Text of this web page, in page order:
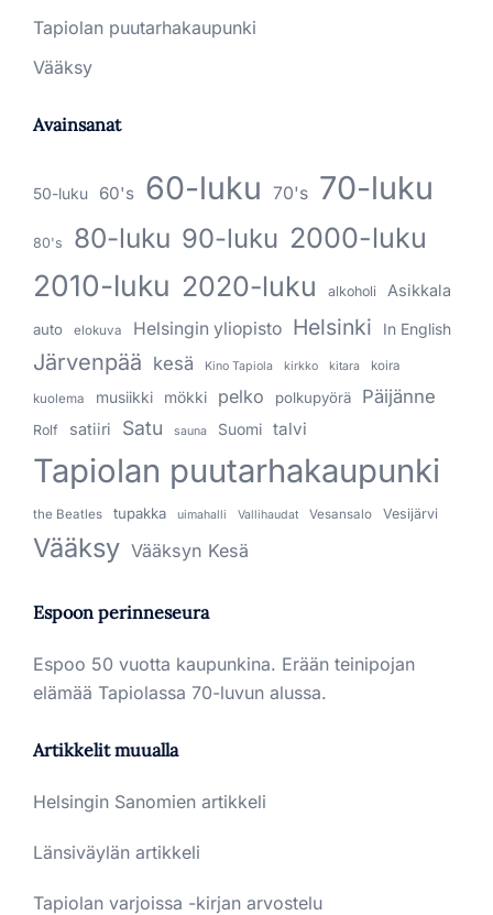
Tapiolan puutarhakaupunki
Vääksy
Avainsanat
50-luku 60's 60-luku 70's 70-luku
80's 80-luku 90-luku 2000-luku
2010-luku 2020-luku alkoholi Asikkala
auto elokuva Helsingin yliopisto Helsinki In English
Järvenpää kesä Kino Tapiola kirkko kitara koira
kuolema musiikki mökki pelko polkupyörä Päijänne
Rolf satiiri Satu sauna Suomi talvi
Tapiolan puutarhakaupunki
the Beatles tupakka uimahalli Vallihaudat Vesansalo Vesijärvi
Vääksy Vääksyn Kesä
Espoon perinneseura
Espoo 50 vuotta kaupunkina. Erään teinipojan
elämää Tapiolassa 70-luvun alussa.
Artikkelit muualla
Helsingin Sanomien artikkeli
Länsiväylän artikkeli
Tapiolan varjoissa -kirjan arvostelu